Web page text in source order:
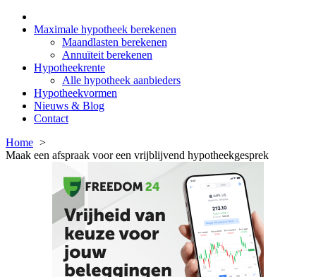
Maximale hypotheek berekenen
Maandlasten berekenen
Annuïteit berekenen
Hypotheekrente
Alle hypotheek aanbieders
Hypotheekvormen
Nieuws & Blog
Contact
Home
Maak een afspraak voor een vrijblijvend hypotheekgesprek